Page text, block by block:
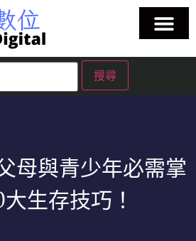
母與青少年必需掌
生存技巧！